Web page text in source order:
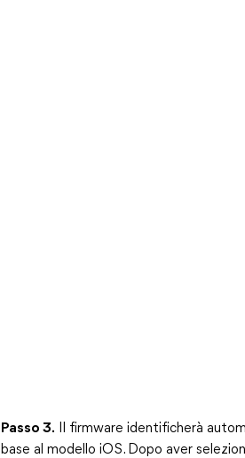
Passo 3. Il firmware identificherà
base al modello iOS. Dopo aver